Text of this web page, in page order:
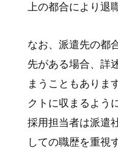
上の都合により退
なお、派遣先の都
先がある場合、詳
まうこともありま
クトに収まるよう
採用担当者は派遣
しての職歴を重視